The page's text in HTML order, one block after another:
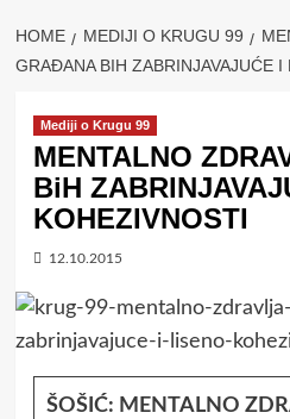
HOME MEDIJI O KRUGU 99
GRAĐANA BIH ZABRINJAVAJUĆE
Mediji o Krugu 99
MENTALNO
BiH
KOHEZIVNOSTI
12.10.2015
ŠOŠIĆ: MENTALNO